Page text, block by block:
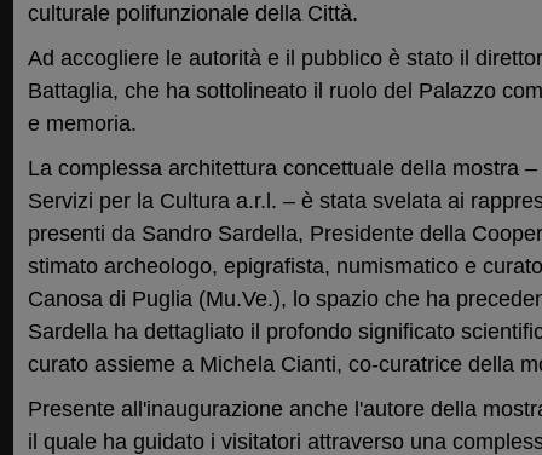
culturale polifunzionale della Città.
Ad accogliere le autorità e il pubblico è stato il
Battaglia, che ha sottolineato il ruolo del Palazzo
e memoria.
La complessa architettura concettuale della mostra
Servizi per la Cultura a.r.l. – è stata svelata ai
presenti da Sandro Sardella, Presidente della
stimato archeologo, epigrafista, numismatico e
Canosa di Puglia (Mu.Ve.), lo spazio che ha
Sardella ha dettagliato il profondo significato
curato assieme a Michela Cianti, co-curatrice della
Presente all'inaugurazione anche l'autore della
il quale ha guidato i visitatori attraverso una